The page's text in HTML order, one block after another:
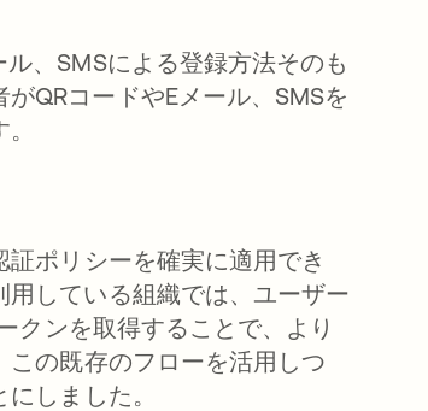
、SMSによる登録方法そのも
QRコードやEメール、SMSを
ポリシーを確実に適用でき
している組織では、ユーザー
クンを取得することで、より
の既存のフローを活用しつ
しました。